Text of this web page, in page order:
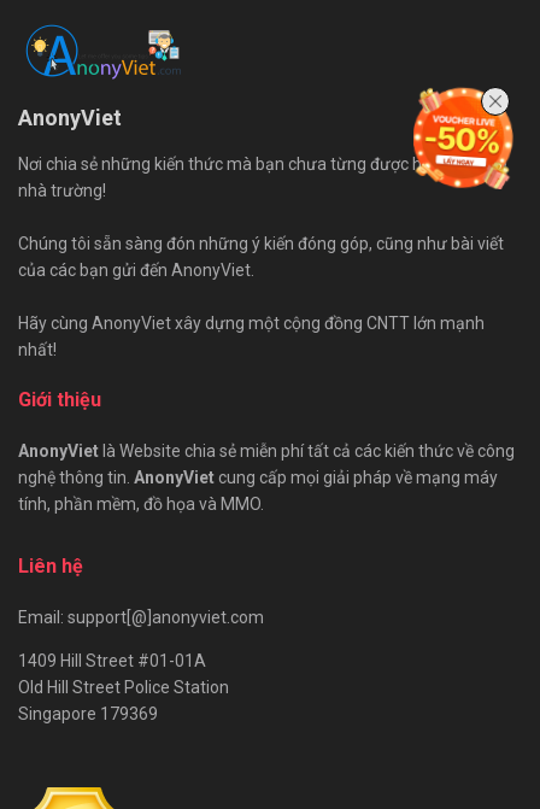
AnonyViet
Nơi chia sẻ những kiến thức mà bạn chưa từng được học trên ghế
nhà trường!
Chúng tôi sẵn sàng đón những ý kiến đóng góp, cũng như bài viết
của các bạn gửi đến AnonyViet.
Hãy cùng AnonyViet xây dựng một cộng đồng CNTT lớn mạnh
nhất!
Giới thiệu
AnonyViet là Website chia sẻ miễn phí tất cả các kiến thức về công
nghệ thông tin. AnonyViet cung cấp mọi giải pháp về mạng máy
tính, phần mềm, đồ họa và MMO.
Liên hệ
Email: support[@]anonyviet.com
1409 Hill Street #01-01A
Old Hill Street Police Station
Singapore 179369